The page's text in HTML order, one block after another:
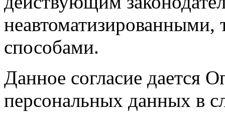
неавтоматизированными,
способами.
Данное согласие дается
персональных данных в